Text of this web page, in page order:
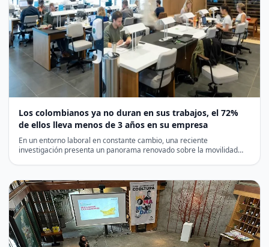
Los colombianos ya no duran en sus trabajos, el 72%
de ellos lleva menos de 3 años en su empresa
En un entorno laboral en constante cambio, una reciente
investigación presenta un panorama renovado sobre la movilidad